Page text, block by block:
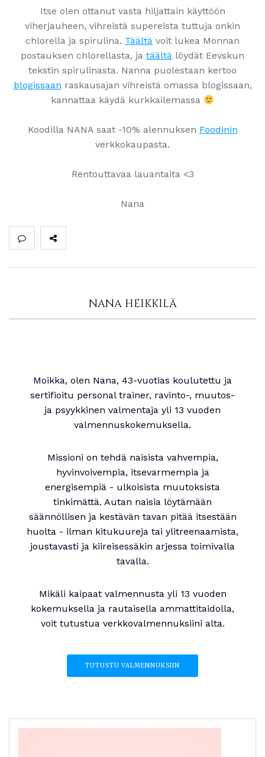
Itse olen ottanut vasta hiljattain käyttöön
viherjauheen, vihreistä supereista tuttuja onkin
chlorella ja spirulina. Täältä voit lukea Monnan
postauksen chlorellasta, ja täältä löydät Eevskun
tekstin spirulinasta. Nanna puolestaan kertoo
blogissaan raskausajan vihreistä omassa blogissaan,
kannattaa käydä kurkkailemassa
Koodilla NANA saat -10% alennuksen Foodinin
verkkokaupasta.
Rentouttavaa lauantaita <3
Nana
NANA HEIKKILÄ
Moikka, olen Nana, 43-vuotias koulutettu ja
sertifioitu personal trainer, ravinto-, muutos-
ja psyykkinen valmentaja yli 13 vuoden
valmennuskokemuksella.
Missioni on tehdä naisista vahvempia,
hyvinvoivempia, itsevarmempia ja
energisempiä - ulkoisista muutoksista
tinkimättä. Autan naisia löytämään
säännöllisen ja kestävän tavan pitää itsestään
huolta - ilman kitukuureja tai ylitreenaamista,
joustavasti ja kiireisessäkin arjessa toimivalla
tavalla.
Mikäli kaipaat valmennusta yli 13 vuoden
kokemuksella ja rautaisella ammattitaidolla,
voit tutustua verkkovalmennuksiini alta.
TUTUSTU VALMENNUKSIIN